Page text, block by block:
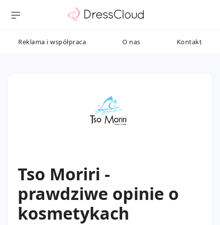
Reklama i współpraca O nas Kontakt
Tso Moriri -
prawdziwe opinie o
kosmetykach